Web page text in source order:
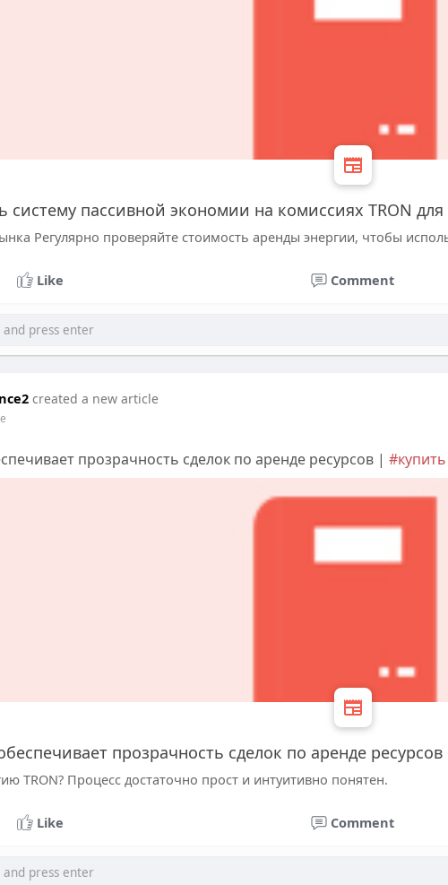
систему пассивной экономии на комиссиях TRON
Регулярно проверяйте стоимость аренды энергии, чтобы
Like Comment
created a new article
прозрачность сделок по аренде ресурсов | #купить
прозрачность сделок по аренде ресурсов
TRON? Процесс достаточно прост и интуитивно понятен.
Like Comment